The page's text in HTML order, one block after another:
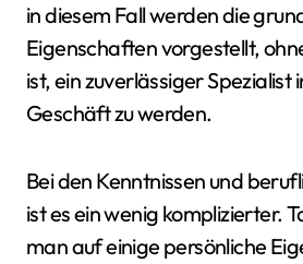
in diesem Fall werden die
Eigenschaften vorgestellt,
ist, ein zuverlässiger Spezialist
Geschäft zu werden.
Bei den Kenntnissen und
ist es ein wenig komplizierter.
man auf einige persönliche